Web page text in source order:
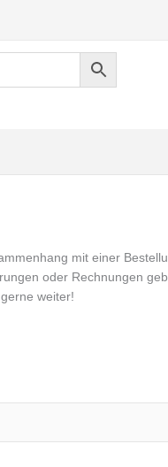
mit einer
oder Rechnungen
weiter!